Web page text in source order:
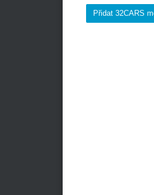
Přidat 32CARS